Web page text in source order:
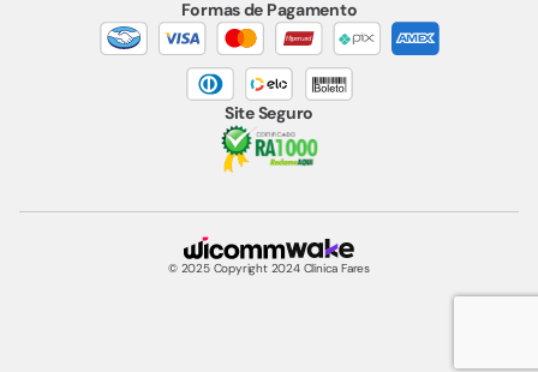
Formas de Pagamento
Site Seguro
© 2025 Copyright 2024 Clínica Fares